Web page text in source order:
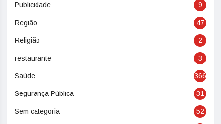
Publicidade 9
Região 47
Religião 2
restaurante 3
Saúde 366
Segurança Pública 31
Sem categoria 52